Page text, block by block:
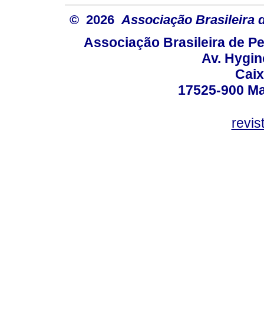
© 2026 Associação Brasileira
Associação Brasileira de
Av.
17525-900